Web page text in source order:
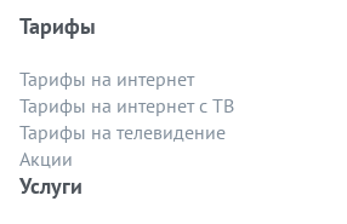
Тарифы
Тарифы на интернет
Тарифы на интернет с ТВ
Тарифы на телевидение
Акции
Услуги